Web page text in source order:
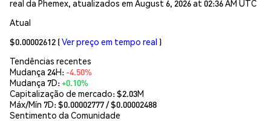
real da Phemex, atualizados em August 6, 2026 at 02:36 AM UTC
Atual
$0.00002612 (Ver preço em tempo real )
Tendências recentes
Mudança 24H: -4.50%
Mudança 7D:+0.10%
Capitalização de mercado:$2.03M
Máx/Mín 7D: $0.00002777/ $0.00002488
Sentimento da Comunidade